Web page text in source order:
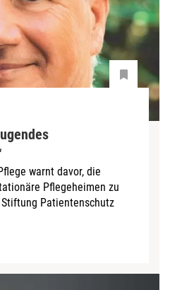
warnt davor, die
Pflegeheimen zu
Patientenschutz